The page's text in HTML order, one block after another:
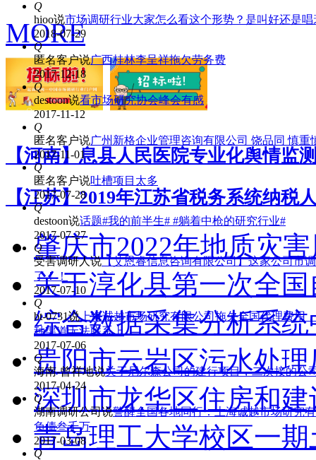
Q
hioo说市场调研行业大家怎么看这个形势？是叫好还是唱
2018-07-29
Q
匿名客户说广西桂林李呈祥拖欠劳务费
2017-12-18
Q
destoon说看市场研究协会峰会有感
2017-11-12
Q
匿名客户说广州新格企业管理咨询有限公司 饶品同 慎重
2017-11-01
Q
匿名客户说吐槽项目太多
2017-07-28
Q
destoon说话题#我的前半生# #躺着中枪的研究行业#
2017-07-27
Q
受害调研人说【艾恩睿信息咨询有限公司】这家公司市
了！！
2017-07-10
Q
bt-0731说上海诚越市场研究有限公司拖欠全国代理费用
种渠道无法联系上
2017-07-06
Q
海南-曾祥地说关于尼尔森公司的建行项目，二次接的公
2017-04-24
Q
湖南调研公司说警醒全国各地同行：上海诚越市场研究
负债叁千万
2017-03-08
Q
MORE
【河南】息县人民医院专业化舆情监
【江苏】2019年江苏省税务系统纳税
肇庆市2022年地质灾
关于淳化县第一次全
综合数据采集分析系
贵阳市云岩区污水处
深圳市龙华区住房和
青岛理工大学校区一